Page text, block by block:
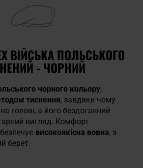
ВІЙСЬКА ПОЛЬСЬКОГО
- ЧОРНИЙ
чорного кольору,
тиснення, завдяки чому
голові, а його бездоганний
вигляд. Комфорт
високоякісна вовна, з
берет.